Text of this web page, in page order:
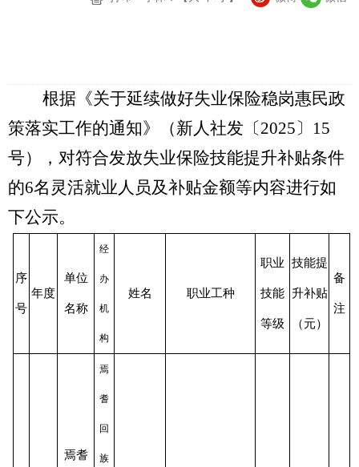
根据《关于延续做好失业保险稳岗惠民政
策落实工作的通知》（新人社发 〔2025〕 15
号），对符合发放失业保险技能提升补贴条件
的6名灵活就业人员及补贴金额等内容进行如
下公示。
序
号
年度
单位
名称
经
办
机
构
姓名 职业工种
职业
技能
等级
技能提
升补贴
（元）
备
注
焉耆
焉
耆
回
族